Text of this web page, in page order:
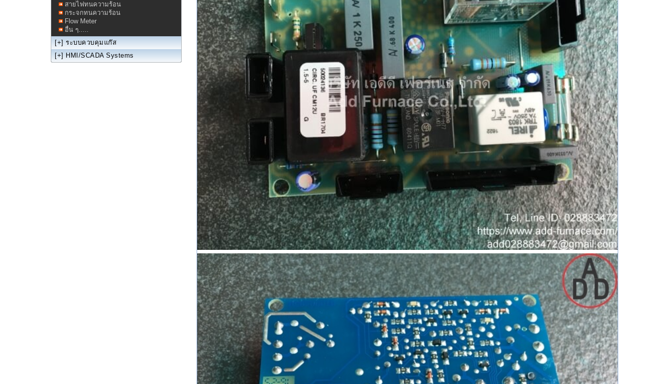
สายไฟทนความร้อน
กระจกทนความร้อน
Flow Meter
อื่น ๆ.....
[+] ระบบควบคุมแก๊ส
[+] HMI/SCADA Systems